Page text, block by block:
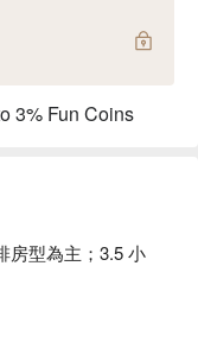
3% Fun Coins
房型為主；3.5 小